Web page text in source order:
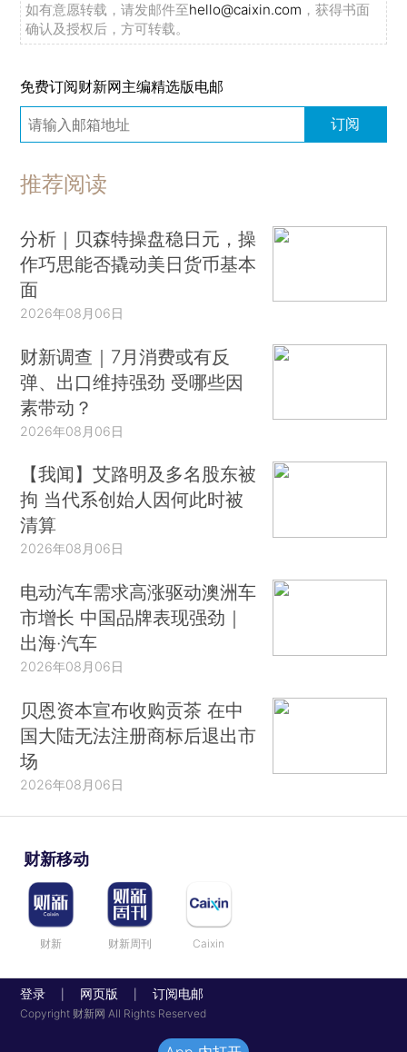
如有意愿转载，请发邮件至hello@caixin.com ，获得书面
确认及授权后，方可转载。
免费订阅财新网主编精选版电邮
订阅
推荐阅读
分析｜贝森特操盘稳日元，操
作巧思能否撬动美日货币基本
面
2026年08月06日
财新调查｜7月消费或有反
弹、出口维持强劲 受哪些因
素带动？
2026年08月06日
【我闻】艾路明及多名股东被
拘 当代系创始人因何此时被
清算
2026年08月06日
电动汽车需求高涨驱动澳洲车
市增长 中国品牌表现强劲｜
出海·汽车
2026年08月06日
贝恩资本宣布收购贡茶 在中
国大陆无法注册商标后退出市
场
2026年08月06日
财新移动
财新 财新周刊 Caixin
登录 网页版 订阅电邮
Copyright 财新网 All Rights Reserved